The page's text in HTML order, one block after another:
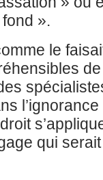
».
le
qui